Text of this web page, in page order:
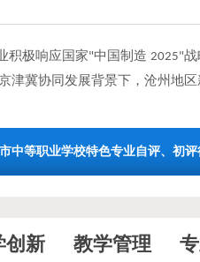
积极响应国家"中国制造 2025"战
津冀协同发展背景下，沧州地
创新 教学管理
中等职业学校特色专业自评、初评